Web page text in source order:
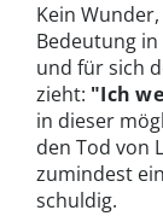
Kein
Bedeutung
und für sich
zieht: "Ich
in dieser
den Tod von
zumindest
schuldig.